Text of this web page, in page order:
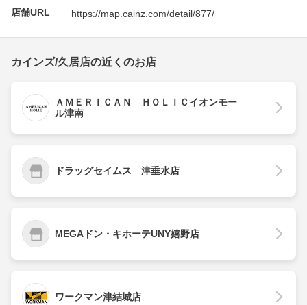
店舗URL https://map.cainz.com/detail/877/
カインズ/久居店の近くのお店
ＡＭＥＲＩＣＡＮ ＨＯＬＩＣイオンモー
ル津南
ドラッグセイムス 津垂水店
MEGAドン・キホーテUNY嬉野店
ワークマン津結城店